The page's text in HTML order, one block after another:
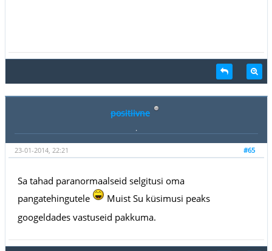
positiivne
.
#65
23-01-2014, 22:21
Sa tahad paranormaalseid selgitusi oma
pangatehingutele
Muist Su küsimusi peaks
googeldades vastuseid pakkuma.